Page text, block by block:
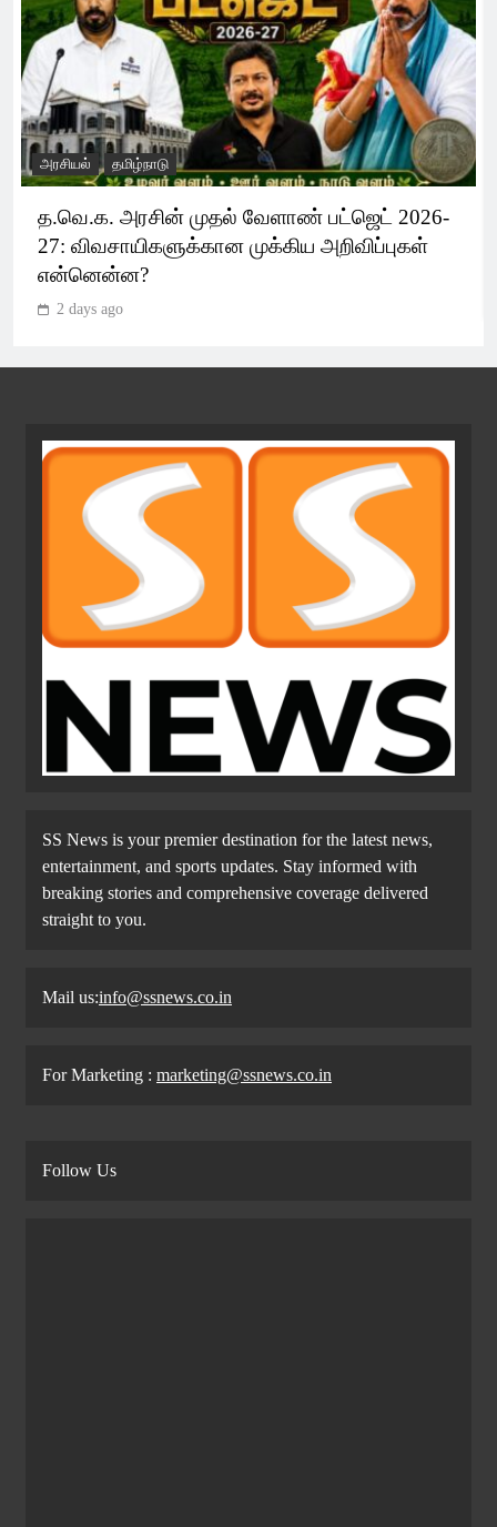
அரசியல் தமிழ்நாடு
த.வெ.க. அரசின் முதல் வேளாண் பட்ஜெட் 2026-
27: விவசாயிகளுக்கான முக்கிய அறிவிப்புகள்
என்னென்ன?
2 days ago
SS News is your premier destination for the latest news,
entertainment, and sports updates. Stay informed with
breaking stories and comprehensive coverage delivered
straight to you.
Mail us:info@ssnews.co.in
For Marketing : marketing@ssnews.co.in
Follow Us